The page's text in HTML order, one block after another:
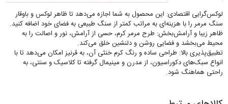
لوکس‌گرایی اقتصادی: این محصول به شما اجازه می‌دهد تا ظاهر لوکس و باوقار
سنگ مرمر را با هزینه‌ای به مراتب کمتر از سنگ طبیعی به فضای خود اضافه کنید.
ظاهر زیبا و آرامش‌بخش: طرح مرمر کرم، حسی از آرامش، نور و اصالت را به
محیط می‌بخشد و فضایی روشن و دلنشین خلق می‌کند.
تطبیق‌پذیری بالا: طراحی ساده و رنگ کرم خنثی آن، به قرنیز امکان می‌دهد تا با
انواع سبک‌های دکوراسیون، از مدرن و مینیمال گرفته تا کلاسیک و سنتی، به
راحتی هماهنگ شود.